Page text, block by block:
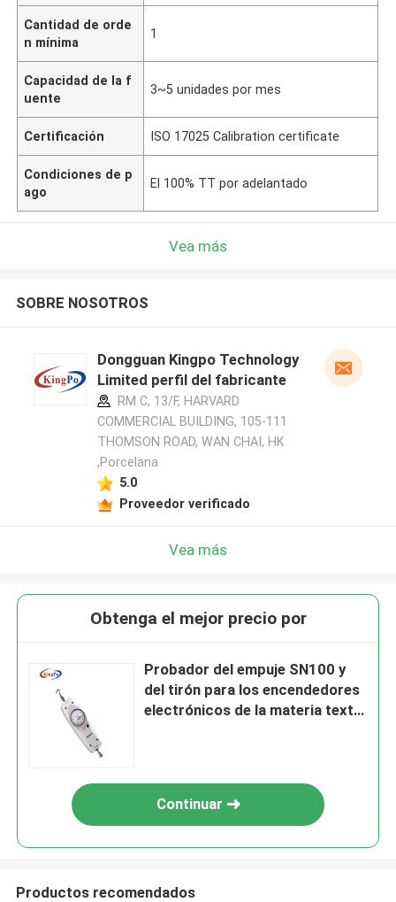
Cantidad de orde
n mínima
1
Capacidad de la f
uente
3~5 unidades por mes
Certificación ISO 17025 Calibration certificate
Condiciones de p
ago
El 100% TT por adelantado
Vea más
SOBRE NOSOTROS
Dongguan Kingpo Technology
Limited perfil del fabricante
RM C, 13/F, HARVARD
COMMERCIAL BUILDING, 105-111
THOMSON ROAD, WAN CHAI, HK
,Porcelana
5.0
Proveedor verificado
Vea más
Obtenga el mejor precio por
Probador del empuje SN100 y
del tirón para los encendedores
electrónicos de la materia textil
Continuar
Productos recomendados